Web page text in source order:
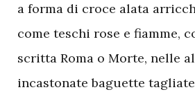
a forma di croce alata
come teschi rose e fiamme,
scritta Roma o Morte, nelle
incastonate baguette